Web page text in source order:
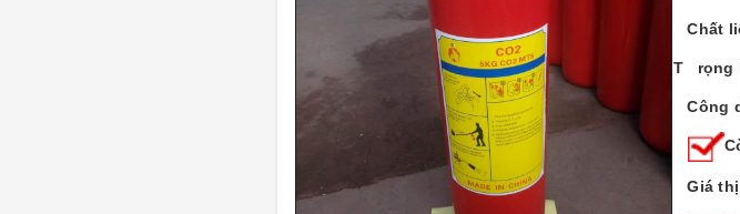
Chất
T rọng
Công
Giá thị